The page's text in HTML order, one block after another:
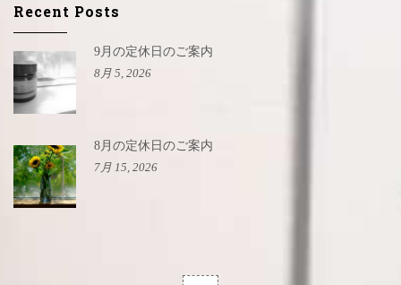
Recent Posts
9月の定休日のご案内
8月 5, 2026
8月の定休日のご案内
7月 15, 2026